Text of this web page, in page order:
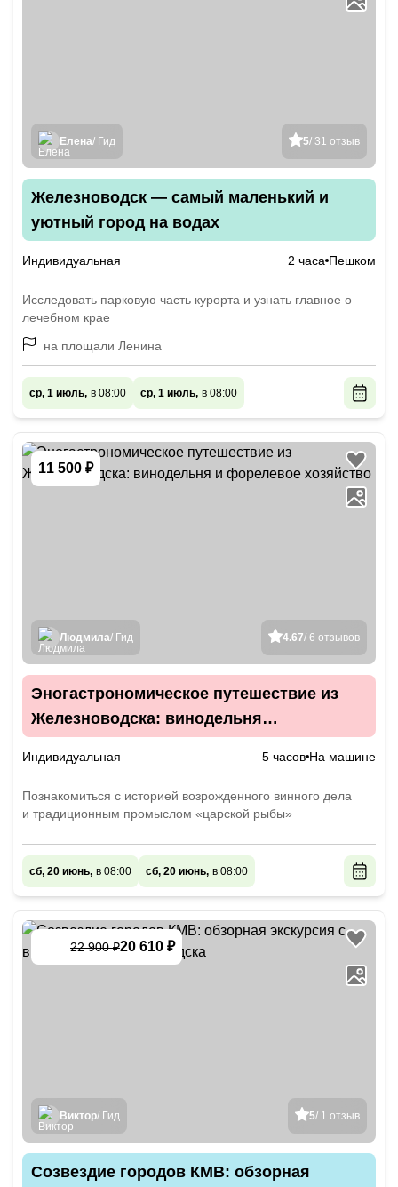
5/ 31 отзыв
Елена/ Гид
Железноводск — самый маленький и
уютный город на водах
Индивидуальная 2 часа Пешком
Исследовать парковую часть курорта и узнать главное о
лечебном крае
на площали Ленина
ср, 1 июль, в 08:00 ср, 1 июль, в 08:00
11 500 ₽
4.67/ 6 отзывов
Людмила/ Гид
Эногастрономическое путешествие из
Железноводска: винодельня
Индивидуальная 5 часов На машине
Познакомиться с историей возрожденного винного дела
и традиционным промыслом «царской рыбы»
сб, 20 июнь, в 08:00 сб, 20 июнь, в 08:00
22 900 ₽20 610 ₽
5/ 1 отзыв
Виктор/ Гид
Созвездие городов КМВ: обзорная